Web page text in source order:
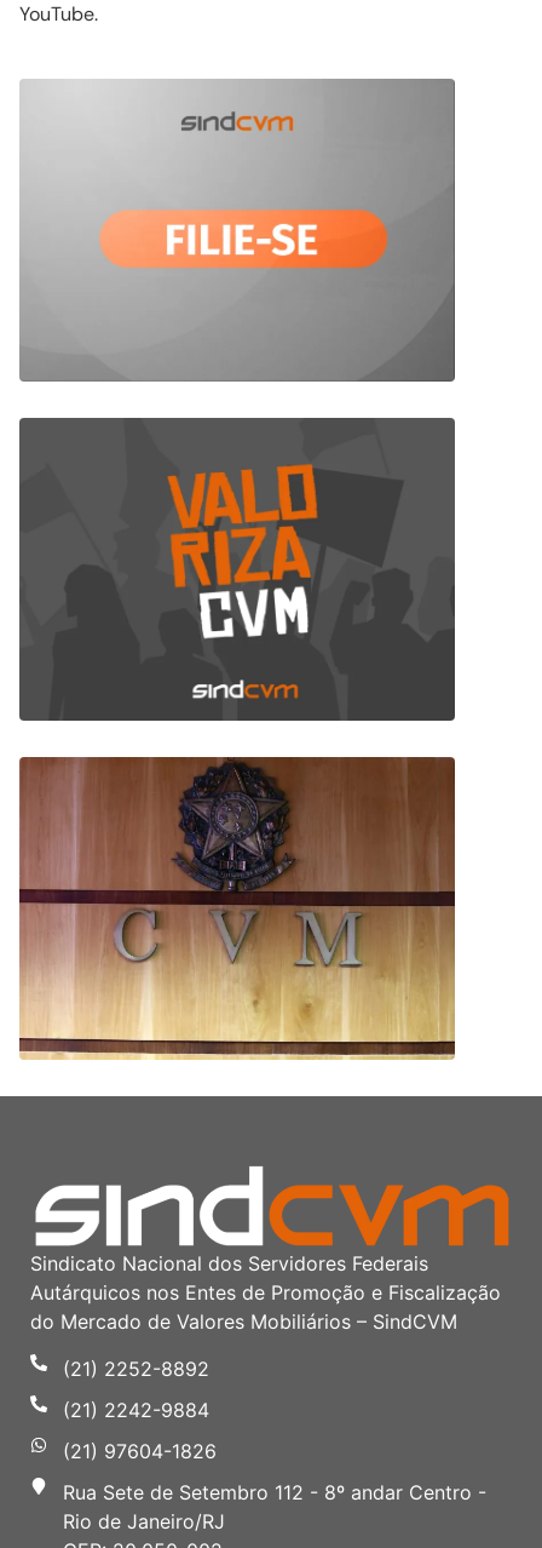
YouTube.
Sindicato Nacional dos Servidores Federais
Autárquicos nos Entes de Promoção e Fiscalização
do Mercado de Valores Mobiliários – SindCVM
(21) 2252-8892
(21) 2242-9884
(21) 97604-1826
Rua Sete de Setembro 112 - 8º andar Centro -
Rio de Janeiro/RJ